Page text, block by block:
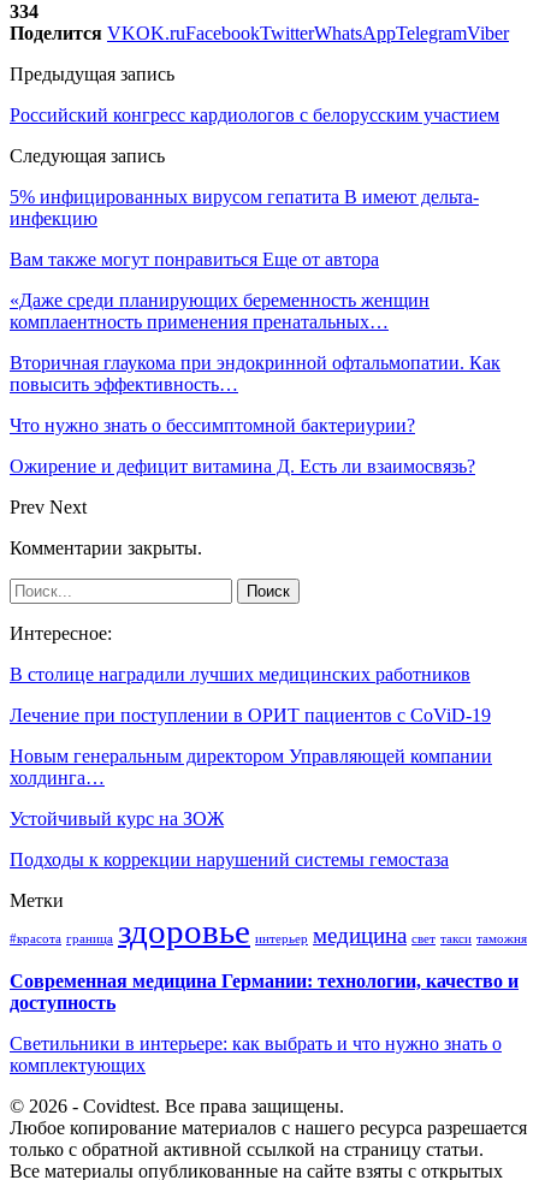
334
Поделится VKOK.ruFacebookTwitterWhatsAppTelegramViber
Предыдущая запись
Российский конгресс кардиологов с белорусским участием
Следующая запись
5% инфицированных вирусом гепатита B имеют дельта-
инфекцию
Вам также могут понравиться Еще от автора
«Даже среди планирующих беременность женщин
комплаентность применения пренатальных…
Вторичная глаукома при эндокринной офтальмопатии. Как
повысить эффективность…
Что нужно знать о бессимптомной бактериурии?
Ожирение и дефицит витамина Д. Есть ли взаимосвязь?
Prev Next
Комментарии закрыты.
Интересное:
В столице наградили лучших медицинских работников
Лечение при поступлении в ОРИТ пациентов с CoViD-19
Новым генеральным директором Управляющей компании
холдинга…
Устойчивый курс на ЗОЖ
Подходы к коррекции нарушений системы гемостаза
Метки
#красота граница здоровье интерьер медицина свет такси таможня
Современная медицина Германии: технологии, качество и
доступность
Светильники в интерьере: как выбрать и что нужно знать о
комплектующих
© 2026 - Covidtest. Все права защищены.
Любое копирование материалов с нашего ресурса разрешается
только с обратной активной ссылкой на страницу статьи.
Все материалы опубликованные на сайте взяты с открытых